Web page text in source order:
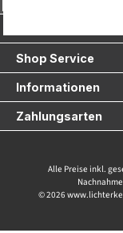
Shop Service
Informationen
Zahlungsarten
Alle Preise inkl.
© 2026